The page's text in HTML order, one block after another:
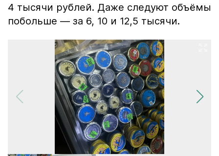
4 тысячи рублей. Даже следуют объёмы
побольше — за 6, 10 и 12,5 тысячи.